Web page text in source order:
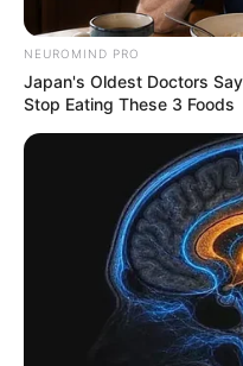
Fotos suministradas
Joven sufrió grave
NEUROMIND PRO
Japan's Oldest Doctors
Stop Eating These 3 Foods